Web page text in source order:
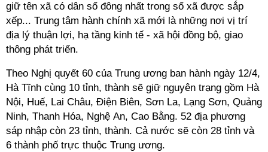
giữ tên xã có dân số đông nhất trong số xã được sắp
xếp... Trung tâm hành chính xã mới là những nơi vị trí
địa lý thuận lợi, hạ tầng kinh tế - xã hội đồng bộ, giao
thông phát triển.
Theo Nghị quyết 60 của Trung ương ban hành ngày 12/4,
Hà Tĩnh cùng 10 tỉnh, thành sẽ giữ nguyên trạng gồm Hà
Nội, Huế, Lai Châu, Điện Biên, Sơn La, Lạng Sơn, Quảng
Ninh, Thanh Hóa, Nghệ An, Cao Bằng. 52 địa phương
sáp nhập còn 23 tỉnh, thành. Cả nước sẽ còn 28 tỉnh và
6 thành phố trực thuộc Trung ương.